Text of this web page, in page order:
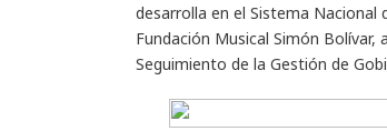
desarrolla en el Sistema Nacional
Fundación Musical Simón
Seguimiento de la Gestión de